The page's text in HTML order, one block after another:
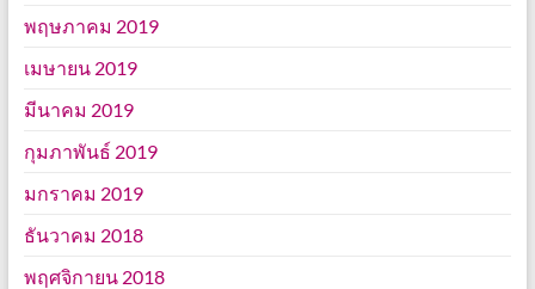
พฤษภาคม 2019
เมษายน 2019
มีนาคม 2019
กุมภาพันธ์ 2019
มกราคม 2019
ธันวาคม 2018
พฤศจิกายน 2018